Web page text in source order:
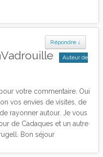
Répondre ↓
Auteur de
votre commentaire. Oui
vos envies de visites, de
rayonner autour. Je vous
de Cadaques et un autre
Bon séjour